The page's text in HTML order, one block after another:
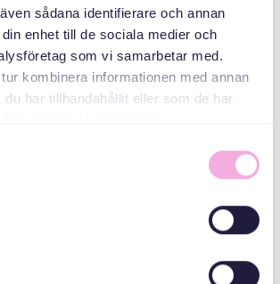
sådana identifierare och annan
enhet till de sociala medier och
som vi samarbetar med.
kombinera informationen med annan
du har tillhandahållit eller som de har
bokningen@svenskamedbaby.se